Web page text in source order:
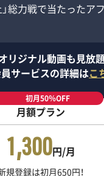
」総力戦で当たったア
リジナル動画も見放題
サービスの詳細はこ
初月50％OFF
月額プラン
1,300円/月
規登録は初月650円！